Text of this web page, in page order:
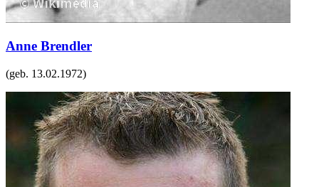
Anne Brendler
(geb. 13.02.1972)